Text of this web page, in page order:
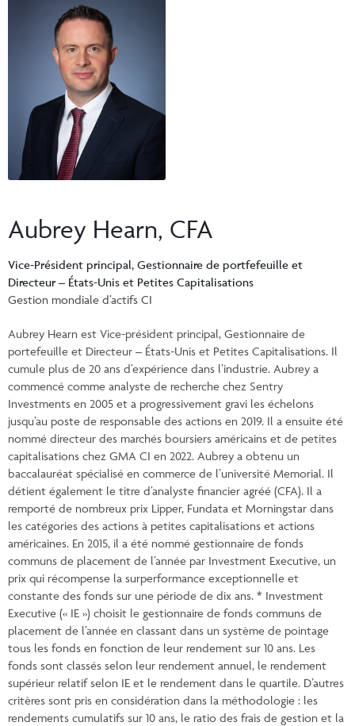
Événements et portail de UFC
Centre de ressources pour les conseillers
Demandes d’inscription et formulaires
Commissions de suivi
Commentaires
Vidéos
Vos Clients
Vos rapports
CI Prestige
Documents fiscaux consolidés
Programmes automatique
Formulaire de commande en ligne de matériel de marketing CI
Centre administratif comptes
Centre administratif fonds distincts
Portail de UFC
INSTITUTIONNEL
CONNEXION
Centre de ressources pour les conseillers
InfoConseiller
InfoClientèle
ENGLISH
Aubrey Hearn, CFA
Vice-Président principal, Gestionnaire de portfefeuille et
Directeur – États-Unis et Petites Capitalisations
Gestion mondiale d’actifs CI
Aubrey Hearn est Vice-président principal, Gestionnaire de
portefeuille et Directeur – États-Unis et Petites Capitalisations. Il
cumule plus de 20 ans d’expérience dans l’industrie. Aubrey a
commencé comme analyste de recherche chez Sentry
Investments en 2005 et a progressivement gravi les échelons
jusqu’au poste de responsable des actions en 2019. Il a ensuite été
nommé directeur des marchés boursiers américains et de petites
capitalisations chez GMA CI en 2022. Aubrey a obtenu un
baccalauréat spécialisé en commerce de l’université Memorial. Il
détient également le titre d’analyste financier agréé (CFA). Il a
remporté de nombreux prix Lipper, Fundata et Morningstar dans
les catégories des actions à petites capitalisations et actions
américaines. En 2015, il a été nommé gestionnaire de fonds
communs de placement de l’année par Investment Executive, un
prix qui récompense la surperformance exceptionnelle et
constante des fonds sur une période de dix ans. * Investment
Executive (« IE ») choisit le gestionnaire de fonds communs de
placement de l’année en classant dans un système de pointage
tous les fonds en fonction de leur rendement sur 10 ans. Les
fonds sont classés selon leur rendement annuel, le rendement
supérieur relatif selon IE et le rendement dans le quartile. D’autres
critères sont pris en considération dans la méthodologie : les
rendements cumulatifs sur 10 ans, le ratio des frais de gestion et la